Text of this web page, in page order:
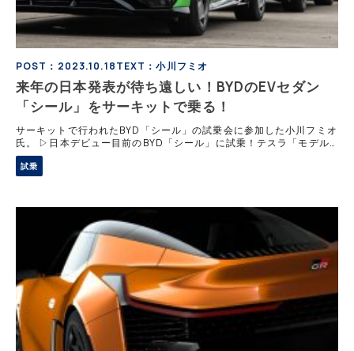
POST：2023.10.18TEXT：小川フミオ
来年の日本発表が待ち遠しい！BYDのEVセダン
「シール」をサーキットで乗る！
サーキットで行われたBYD「シール」の試乗会に参加した小川フミオ
氏。 ▷日本デビュー目前のBYD「シール」に試乗！テスラ「モデル
3」のガチンコライバル ▷美しい形、質感も文句なし！BYD「シー
ル」はEVセダンとしてヒット
試乗